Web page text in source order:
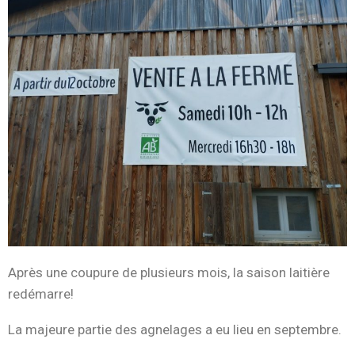
Après une coupure de plusieurs mois, la saison laitière
redémarre!
La majeure partie des agnelages a eu lieu en septembre.